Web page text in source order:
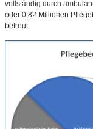
vollständig durch
oder 0,82 Millionen
betreut.